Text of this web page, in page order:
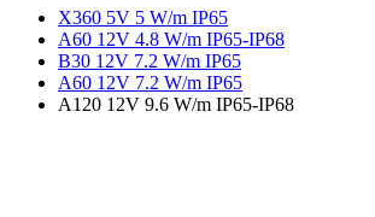
X360 5V 5 W/m IP65
A60 12V 4.8 W/m IP65-IP68
B30 12V 7.2 W/m IP65
A60 12V 7.2 W/m IP65
A120 12V 9.6 W/m IP65-IP68